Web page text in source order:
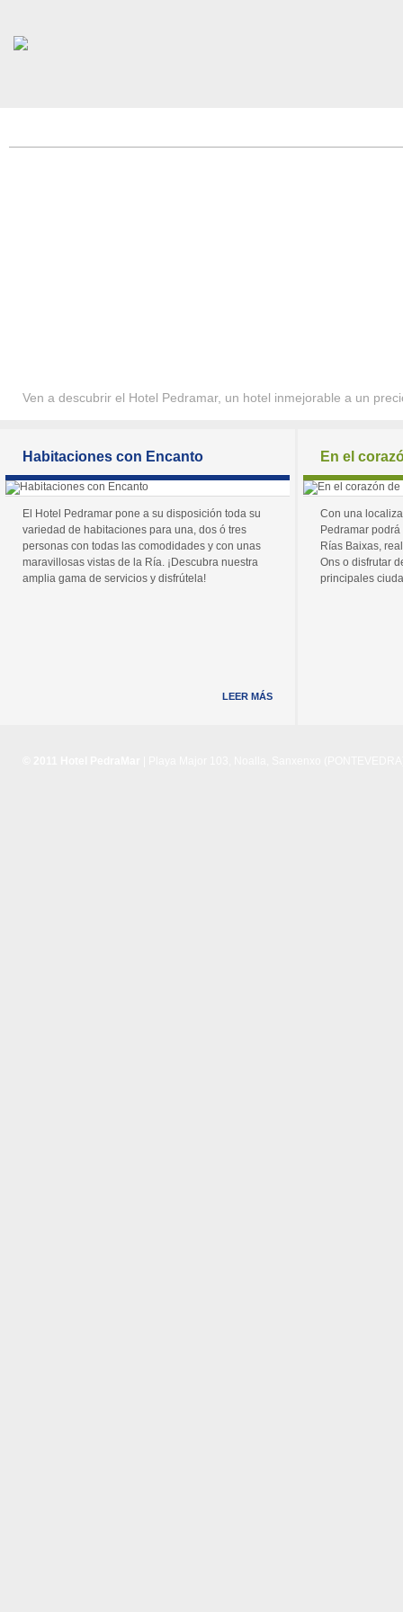
Ven a descubrir el Hotel Pedramar, un hotel inmejorable a un
Habitaciones con Encanto
El Hotel Pedramar pone a su disposición toda su
variedad de habitaciones para una, dos ó tres
personas con todas las comodidades y con unas
maravillosas vistas de la Ría. ¡Descubra nuestra
amplia gama de servicios y disfrútela!
LEER MÁS
En el
Con una
Pedramar
Rías Baixas,
Ons o disfrutar
principales